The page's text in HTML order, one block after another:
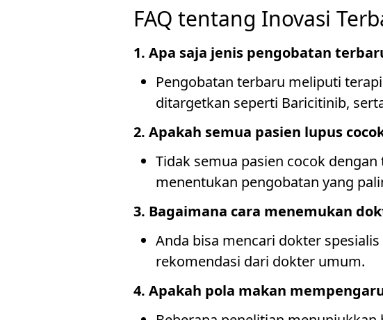
FAQ tentang Inovasi
1. Apa saja jenis pengobatan
Pengobatan terbaru meliputi
ditargetkan seperti Baricitinib,
2. Apakah semua pasien lupus
Tidak semua pasien cocok
menentukan pengobatan yang
3. Bagaimana cara menemukan
Anda bisa mencari dokter
rekomendasi dari dokter umum.
4. Apakah pola makan